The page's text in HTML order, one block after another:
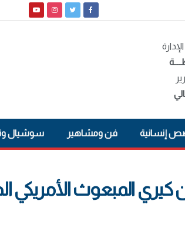
إنسانية فن ومشاهير سوشيال
المبعوث الأمريكي